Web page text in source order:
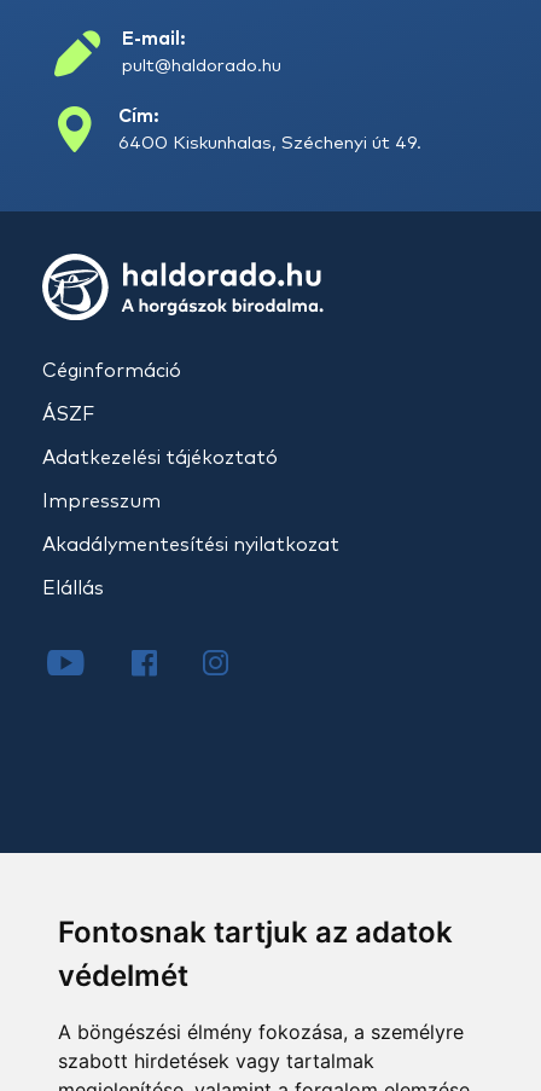
Fontosnak tartjuk az adatok
védelmét
A böngészési élmény fokozása, a személyre
szabott hirdetések vagy tartalmak
E-mail:
pult@haldorado.hu
Cím:
6400 Kiskunhalas, Széchenyi út 49.
Céginformáció
ÁSZF
Adatkezelési tájékoztató
Impresszum
Akadálymentesítési nyilatkozat
Elállás